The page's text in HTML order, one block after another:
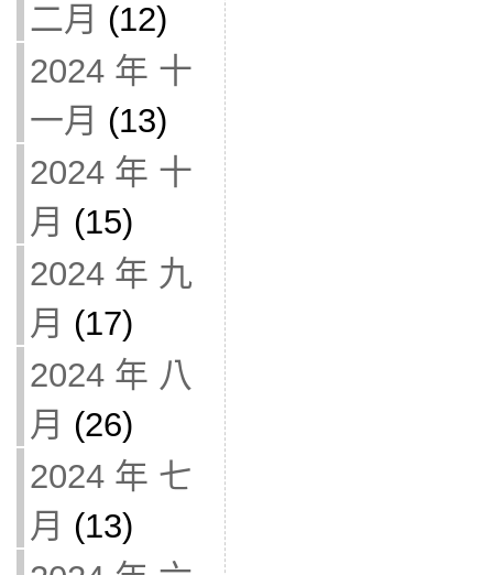
二月 (12)
2024 年 十
一月 (13)
2024 年 十
月 (15)
2024 年 九
月 (17)
2024 年 八
月 (26)
2024 年 七
月 (13)